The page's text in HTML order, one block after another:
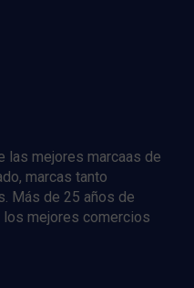
las mejores marcaas de
marcas tanto
Más de 25 años de
mejores comercios